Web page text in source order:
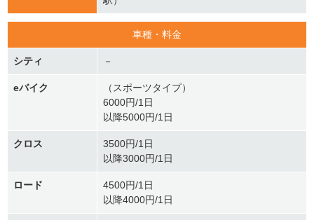
車種・料金
シティ －
eバイク
（スポーツタイプ）
6000円/1日
以降5000円/1日
クロス
3500円/1日
以降3000円/1日
ロード
4500円/1日
以降4000円/1日